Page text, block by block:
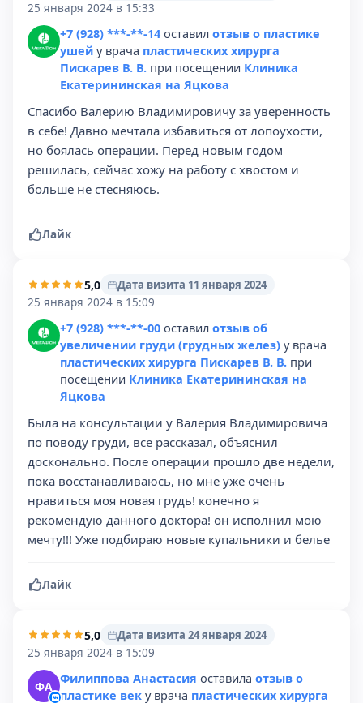
25 января 2024 в 15:33
+7 (928) ***-**-14 оставил отзыв о пластике
ушей у врача пластических хирурга
Пискарев В. В. при посещении Клиника
Екатерининская на Яцкова
Спасибо Валерию Владимировичу за уверенность
в себе! Давно мечтала избавиться от лопоухости,
но боялась операции. Перед новым годом
решилась, сейчас хожу на работу с хвостом и
больше не стесняюсь.
Лайк
5,0
Дата визита 11 января 2024
25 января 2024 в 15:09
+7 (928) ***-**-00 оставил отзыв об
увеличении груди (грудных желез) у врача
пластических хирурга Пискарев В. В. при
посещении Клиника Екатерининская на
Яцкова
Была на консультации у Валерия Владимировича
по поводу груди, все рассказал, объяснил
досконально. После операции прошло две недели,
пока восстанавливаюсь, но мне уже очень
нравиться моя новая грудь! конечно я
рекомендую данного доктора! он исполнил мою
мечту!!! Уже подбираю новые купальники и белье
Лайк
5,0
Дата визита 24 января 2024
25 января 2024 в 15:09
ФА Филиппова Анастасия оставила отзыв о
пластике век у врача пластических хирурга